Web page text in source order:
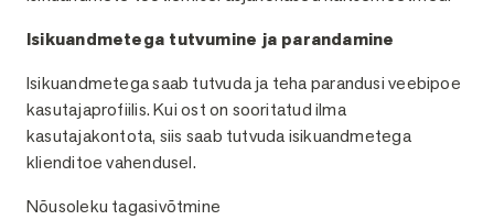
Isikuandmetega tutvumine ja parandamine
Isikuandmetega saab tutvuda ja teha parandusi veebipoe
kasutajaprofiilis. Kui ost on sooritatud ilma
kasutajakontota, siis saab tutvuda isikuandmetega
klienditoe vahendusel.
Nõusoleku tagasivõtmine